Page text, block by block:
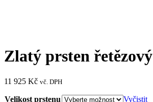
Zlatý prsten řetězový
11 925 Kč vč. DPH
Velikost prstenu
Vyčistit